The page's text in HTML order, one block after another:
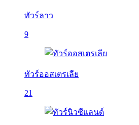
ทัวร์ลาว
9
ทัวร์ออสเตรเลีย
21